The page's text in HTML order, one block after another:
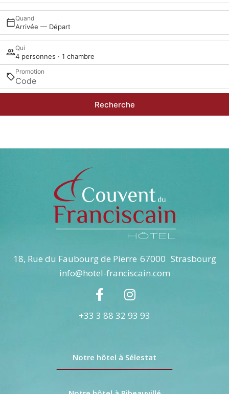
Quand
Arrivée — Départ
Qui
4 personnes · 1 chambre
Promotion
Recherche
18, Rue du Faubourg de Pierre 67000 Strasbourg
info@hotel-franciscain.com
+33 3 88 32 93 93
Notre hôtel à Sélestat